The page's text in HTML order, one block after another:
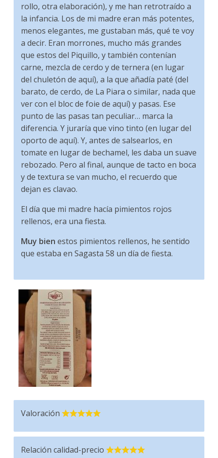
rollo, otra elaboración), y me han retrotraído a
la infancia. Los de mi madre eran más potentes,
menos elegantes, me gustaban más, qué te voy
a decir. Eran morrones, mucho más grandes
que estos del Piquillo, y también contenían
carne, mezcla de cerdo y de ternera (en lugar
del chuletón de aquí), a la que añadía paté (del
barato, de cerdo, de La Piara o similar, nada que
ver con el bloc de foie de aquí) y pasas. Ese
punto de las pasas tan peculiar… marca la
diferencia. Y juraría que vino tinto (en lugar del
oporto de aquí). Y, antes de salsearlos, en
tomate en lugar de bechamel, les daba un suave
rebozado. Pero al final, aunque de tacto en boca
y de textura se van mucho, el recuerdo que
dejan es clavao.
El día que mi madre hacía pimientos rojos
rellenos, era una fiesta.
Muy bien estos pimientos rellenos, he sentido
que estaba en Sagasta 58 un día de fiesta.
Valoración
Relación calidad-precio